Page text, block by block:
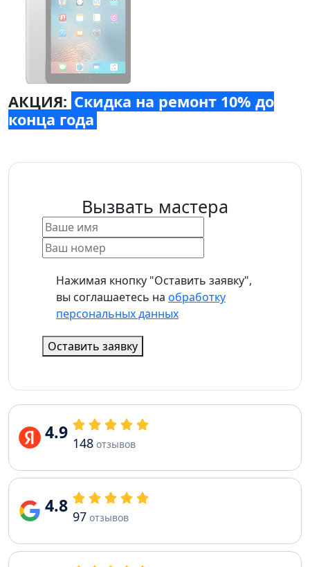
АКЦИЯ: Скидка на ремонт 10% до
конца года
Вызвать мастера
Нажимая кнопку "Оставить заявку",
вы соглашаетесь на обработку
персональных данных
Оставить заявку
4.9 148 отзывов
4.8 97 отзывов